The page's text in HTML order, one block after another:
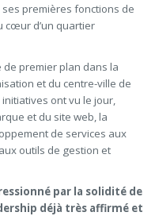
premières fonctions de
cœur d’un quartier
premier plan dans la
et du centre-ville de
ont vu le jour,
et du site web, la
de services aux
outils de gestion et
par la solidité de
déjà très affirmé et